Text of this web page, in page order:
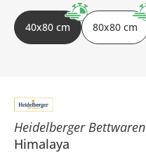
Heidelberger Bettwaren
Himalaya
40x80 cm 80x80 cm